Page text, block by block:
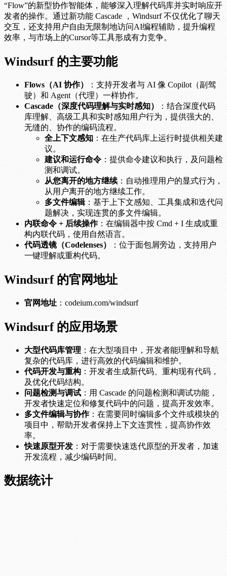
“Flow”的新型协作智能体，能够深入理解代码库并实时响应开
发者的操作。通过新功能 Cascade ，Windsurf 不仅优化了聊天
交互，还支持用户自由无限制地访问AI编程辅助，提升编程
效率，与市场上的Cursor等工具形成有力竞争。
Windsurf 的主要功能
Flows（AI 协作）
：支持开发者与 AI 像 Copilot（副驾
驶）和 Agent（代理）一样协作。
Cascade（深度代码理解与实时感知）
：结合深度代码
库理解、高级工具和实时感知用户行为，提供强大的、
无缝的、协作的编码流程。
全上下文感知 ：在生产代码库上运行时提供相关建
议。
建议和运行命令 ：提供命令建议和执行，及问题检
测和调试。
从您离开的地方继续：自动推理用户的显式行为，
从用户离开的地方继续工作。
多文件编辑：基于上下文感知、工具集成和迭代问
题解决，实现连贯的多文件编辑。
内联命令 + 后续操作：在编辑器中按 Cmd + I 生成或重
构内联代码，使用自然语言。
代码透镜（Codelenses）
：位于面包屑旁边，支持用户
一键理解或重构代码。
Windsurf 的官网地址
官网地址 ：codeium.com/windsurf
Windsurf 的应用场景
大型代码库管理 ：在大型项目中，开发者能理解和导航
复杂的代码库，进行高效的代码编辑和维护。
代码开发与重构 ：开发者生成新代码、重构现有代码，
及优化代码结构。
问题检测与调试 ：用 Cascade 的问题检测和调试功能，
开发者快速定位和修复代码中的问题，提高开发效率。
多文件编辑与协作：在需要同时编辑多个文件或模块的
项目中，帮助开发者保持上下文连贯性，提高协作效
率。
快速原型开发 ：对于需要快速迭代原型的开发者，加速
开发流程，减少编码时间。
数据统计